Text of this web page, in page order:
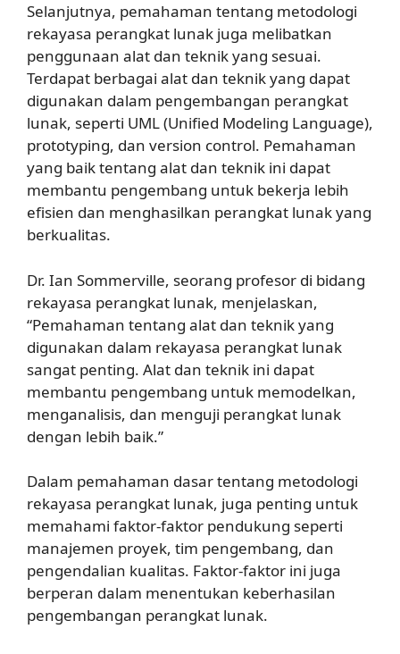
Selanjutnya, pemahaman tentang metodologi
rekayasa perangkat lunak juga melibatkan
penggunaan alat dan teknik yang sesuai.
Terdapat berbagai alat dan teknik yang dapat
digunakan dalam pengembangan perangkat
lunak, seperti UML (Unified Modeling Language),
prototyping, dan version control. Pemahaman
yang baik tentang alat dan teknik ini dapat
membantu pengembang untuk bekerja lebih
efisien dan menghasilkan perangkat lunak yang
berkualitas.
Dr. Ian Sommerville, seorang profesor di bidang
rekayasa perangkat lunak, menjelaskan,
“Pemahaman tentang alat dan teknik yang
digunakan dalam rekayasa perangkat lunak
sangat penting. Alat dan teknik ini dapat
membantu pengembang untuk memodelkan,
menganalisis, dan menguji perangkat lunak
dengan lebih baik.”
Dalam pemahaman dasar tentang metodologi
rekayasa perangkat lunak, juga penting untuk
memahami faktor-faktor pendukung seperti
manajemen proyek, tim pengembang, dan
pengendalian kualitas. Faktor-faktor ini juga
berperan dalam menentukan keberhasilan
pengembangan perangkat lunak.